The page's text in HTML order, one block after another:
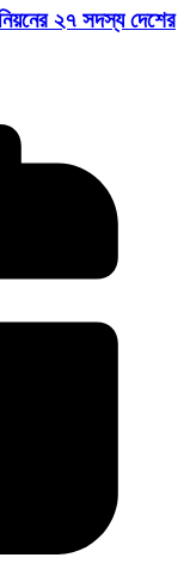
২৭ সদস্য দেশের